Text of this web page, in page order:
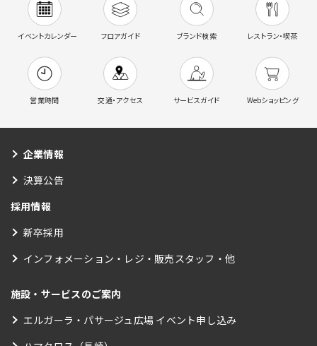
イベントカレンダー フロアガイド ブランド検索 レストラン・喫茶
営業時間 交通・アクセス サービスガイド Webショッピング
企業情報
決算公告
採用情報
新卒採用
インフォメーション・レジ・販売スタッフ・他
施設・サービスのご案内
エルガーラ・パサージュ広場 イベント申し込み